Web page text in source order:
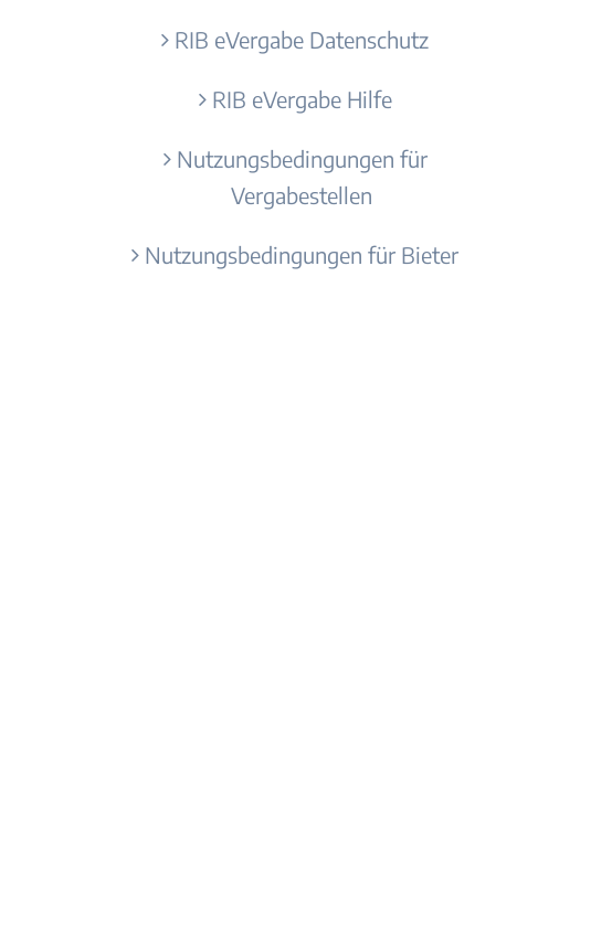
RIB eVergabe Datenschutz
RIB eVergabe Hilfe
Nutzungsbedingungen für
Vergabestellen
Nutzungsbedingungen für Bieter